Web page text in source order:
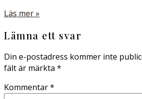
Läs mer »
Lämna ett svar
Din e-postadress kommer inte
fält är märkta *
Kommentar*